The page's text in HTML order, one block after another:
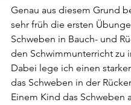
Genau aus diesem Grund
sehr früh die ersten
Schweben in Bauch- und
den Schwimmunterricht zu
Dabei lege ich einen
das Schweben in der
Einem Kind das Schweben